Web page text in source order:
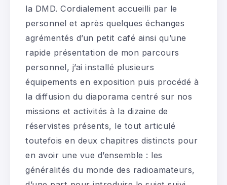
la DMD. Cordialement accueilli par le
personnel et après quelques échanges
agrémentés d’un petit café ainsi qu’une
rapide présentation de mon parcours
personnel, j’ai installé plusieurs
équipements en exposition puis procédé à
la diffusion du diaporama centré sur nos
missions et activités à la dizaine de
réservistes présents, le tout articulé
toutefois en deux chapitres distincts pour
en avoir une vue d’ensemble : les
généralités du monde des radioamateurs,